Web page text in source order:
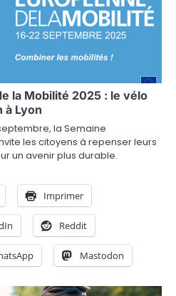
la Mobilité 2025 : le vélo
à Lyon
la Semaine
les citoyens à repenser leurs
un avenir plus durable.
Imprimer
Reddit
Mastodon